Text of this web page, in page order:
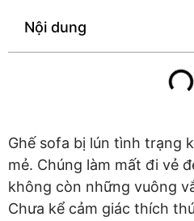
Nội dung
Ghế sofa bị lún tình trạng
mẻ. Chúng làm mất đi vẻ
không còn những vuông
Chưa kể cảm giác thích